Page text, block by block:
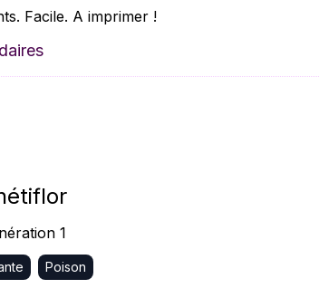
Facile. A imprimer !
1
Poison